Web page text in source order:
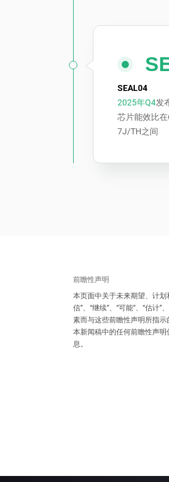
SEAL04
2025年Q4发
芯片能效比
7J/TH之间
前瞻性声明
本页面中关于未来期望、计划
信”、“继续”、“可能”、“估计
素而与这些前瞻性声明所指示
本新闻稿中的任何前瞻性声
息。